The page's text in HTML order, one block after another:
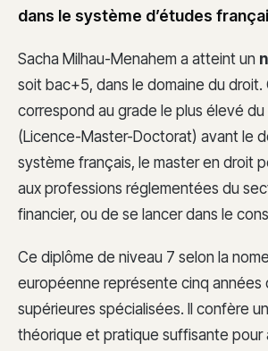
dans le système d’études
Sacha Milhau-Menahem a atteint un
soit bac+5, dans le domaine du droit.
correspond au grade le plus élevé du
(Licence-Master-Doctorat) avant le
système français, le master en droit
aux professions réglementées du
financier, ou de se lancer dans le
Ce diplôme de niveau 7 selon la
européenne représente cinq années
supérieures spécialisées. Il confère
théorique et pratique suffisante pour